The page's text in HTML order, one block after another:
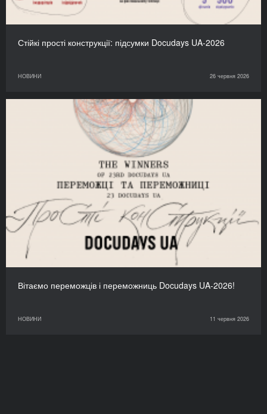
Стійкі прості конструкції: підсумки Docudays UA-2026
НОВИНИ 26 червня 2026
Вітаємо переможців і переможниць Docudays UA-2026!
НОВИНИ 11 червня 2026